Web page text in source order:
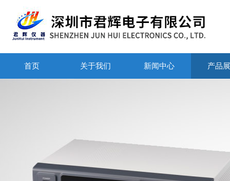
首页 关于我们 新闻中心 产品